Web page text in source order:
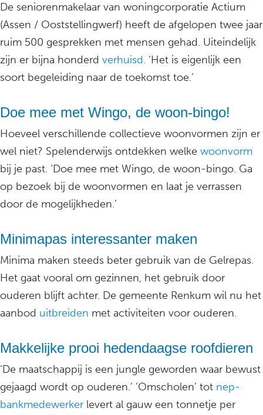
De seniorenmakelaar van woningcorporatie Actium
(Assen / Ooststellingwerf) heeft de afgelopen twee jaar
ruim 500 gesprekken met mensen gehad. Uiteindelijk
zijn er bijna honderd verhuisd. ‘Het is eigenlijk een
soort begeleiding naar de toekomst toe.’
Doe mee met Wingo, de woon-bingo!
Hoeveel verschillende collectieve woonvormen zijn er
wel niet? Spelenderwijs ontdekken welke woonvorm
bij je past. ‘Doe mee met Wingo, de woon-bingo. Ga
op bezoek bij de woonvormen en laat je verrassen
door de mogelijkheden.’
Minimapas interessanter maken
Minima maken steeds beter gebruik van de Gelrepas.
Het gaat vooral om gezinnen, het gebruik door
ouderen blijft achter. De gemeente Renkum wil nu het
aanbod uitbreiden met activiteiten voor ouderen.
Makkelijke prooi hedendaagse roofdieren
‘De maatschappij is een jungle geworden waar bewust
gejaagd wordt op ouderen.’ ‘Omscholen’ tot nep-
bankmedewerker levert al gauw een tonnetje per